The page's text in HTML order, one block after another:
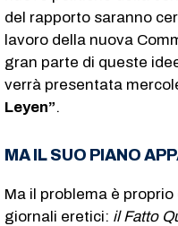
del rapporto saranno
lavoro della nuova
gran parte di queste
verrà presentata
Leyen”.
MA IL SUO PIANO
Ma il problema è
giornali eretici: il Fatto